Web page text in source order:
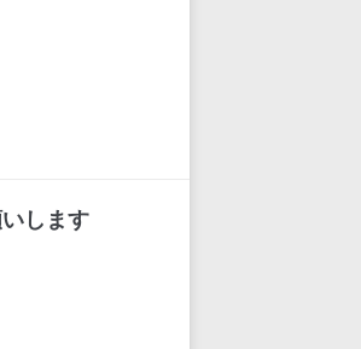
します